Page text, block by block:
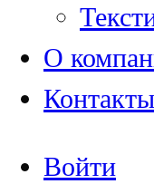
О
Контакты
Войти